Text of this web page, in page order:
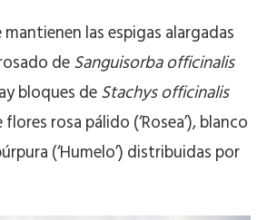
mantienen las espigas alargadas
deSanguisorba officinalis
bloques deStachys officinalis
rosa pálido (‘Rosea’), blanco
(‘Humelo’) distribuidas por